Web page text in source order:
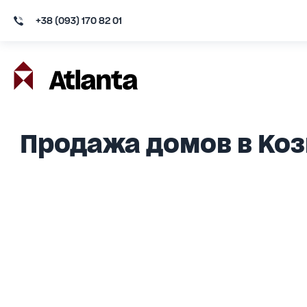
+38 (093) 170 82 01
Продажа домов в